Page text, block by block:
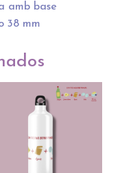
amb base
38 mm